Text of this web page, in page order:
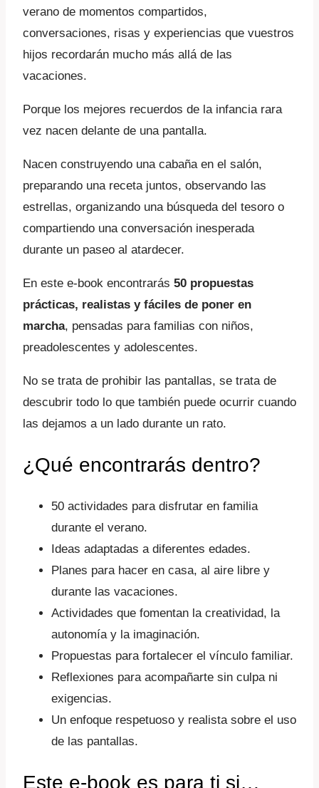
verano de momentos compartidos,
conversaciones, risas y experiencias que vuestros
hijos recordarán mucho más allá de las
vacaciones.
Porque los mejores recuerdos de la infancia rara
vez nacen delante de una pantalla.
Nacen construyendo una cabaña en el salón,
preparando una receta juntos, observando las
estrellas, organizando una búsqueda del tesoro o
compartiendo una conversación inesperada
durante un paseo al atardecer.
En este e-book encontrarás 50 propuestas
prácticas, realistas y fáciles de poner en
marcha, pensadas para familias con niños,
preadolescentes y adolescentes.
No se trata de prohibir las pantallas, se trata de
descubrir todo lo que también puede ocurrir cuando
las dejamos a un lado durante un rato.
¿Qué encontrarás dentro?
50 actividades para disfrutar en familia
durante el verano.
Ideas adaptadas a diferentes edades.
Planes para hacer en casa, al aire libre y
durante las vacaciones.
Actividades que fomentan la creatividad, la
autonomía y la imaginación.
Propuestas para fortalecer el vínculo familiar.
Reflexiones para acompañarte sin culpa ni
exigencias.
Un enfoque respetuoso y realista sobre el uso
de las pantallas.
Este e-book es para ti si…